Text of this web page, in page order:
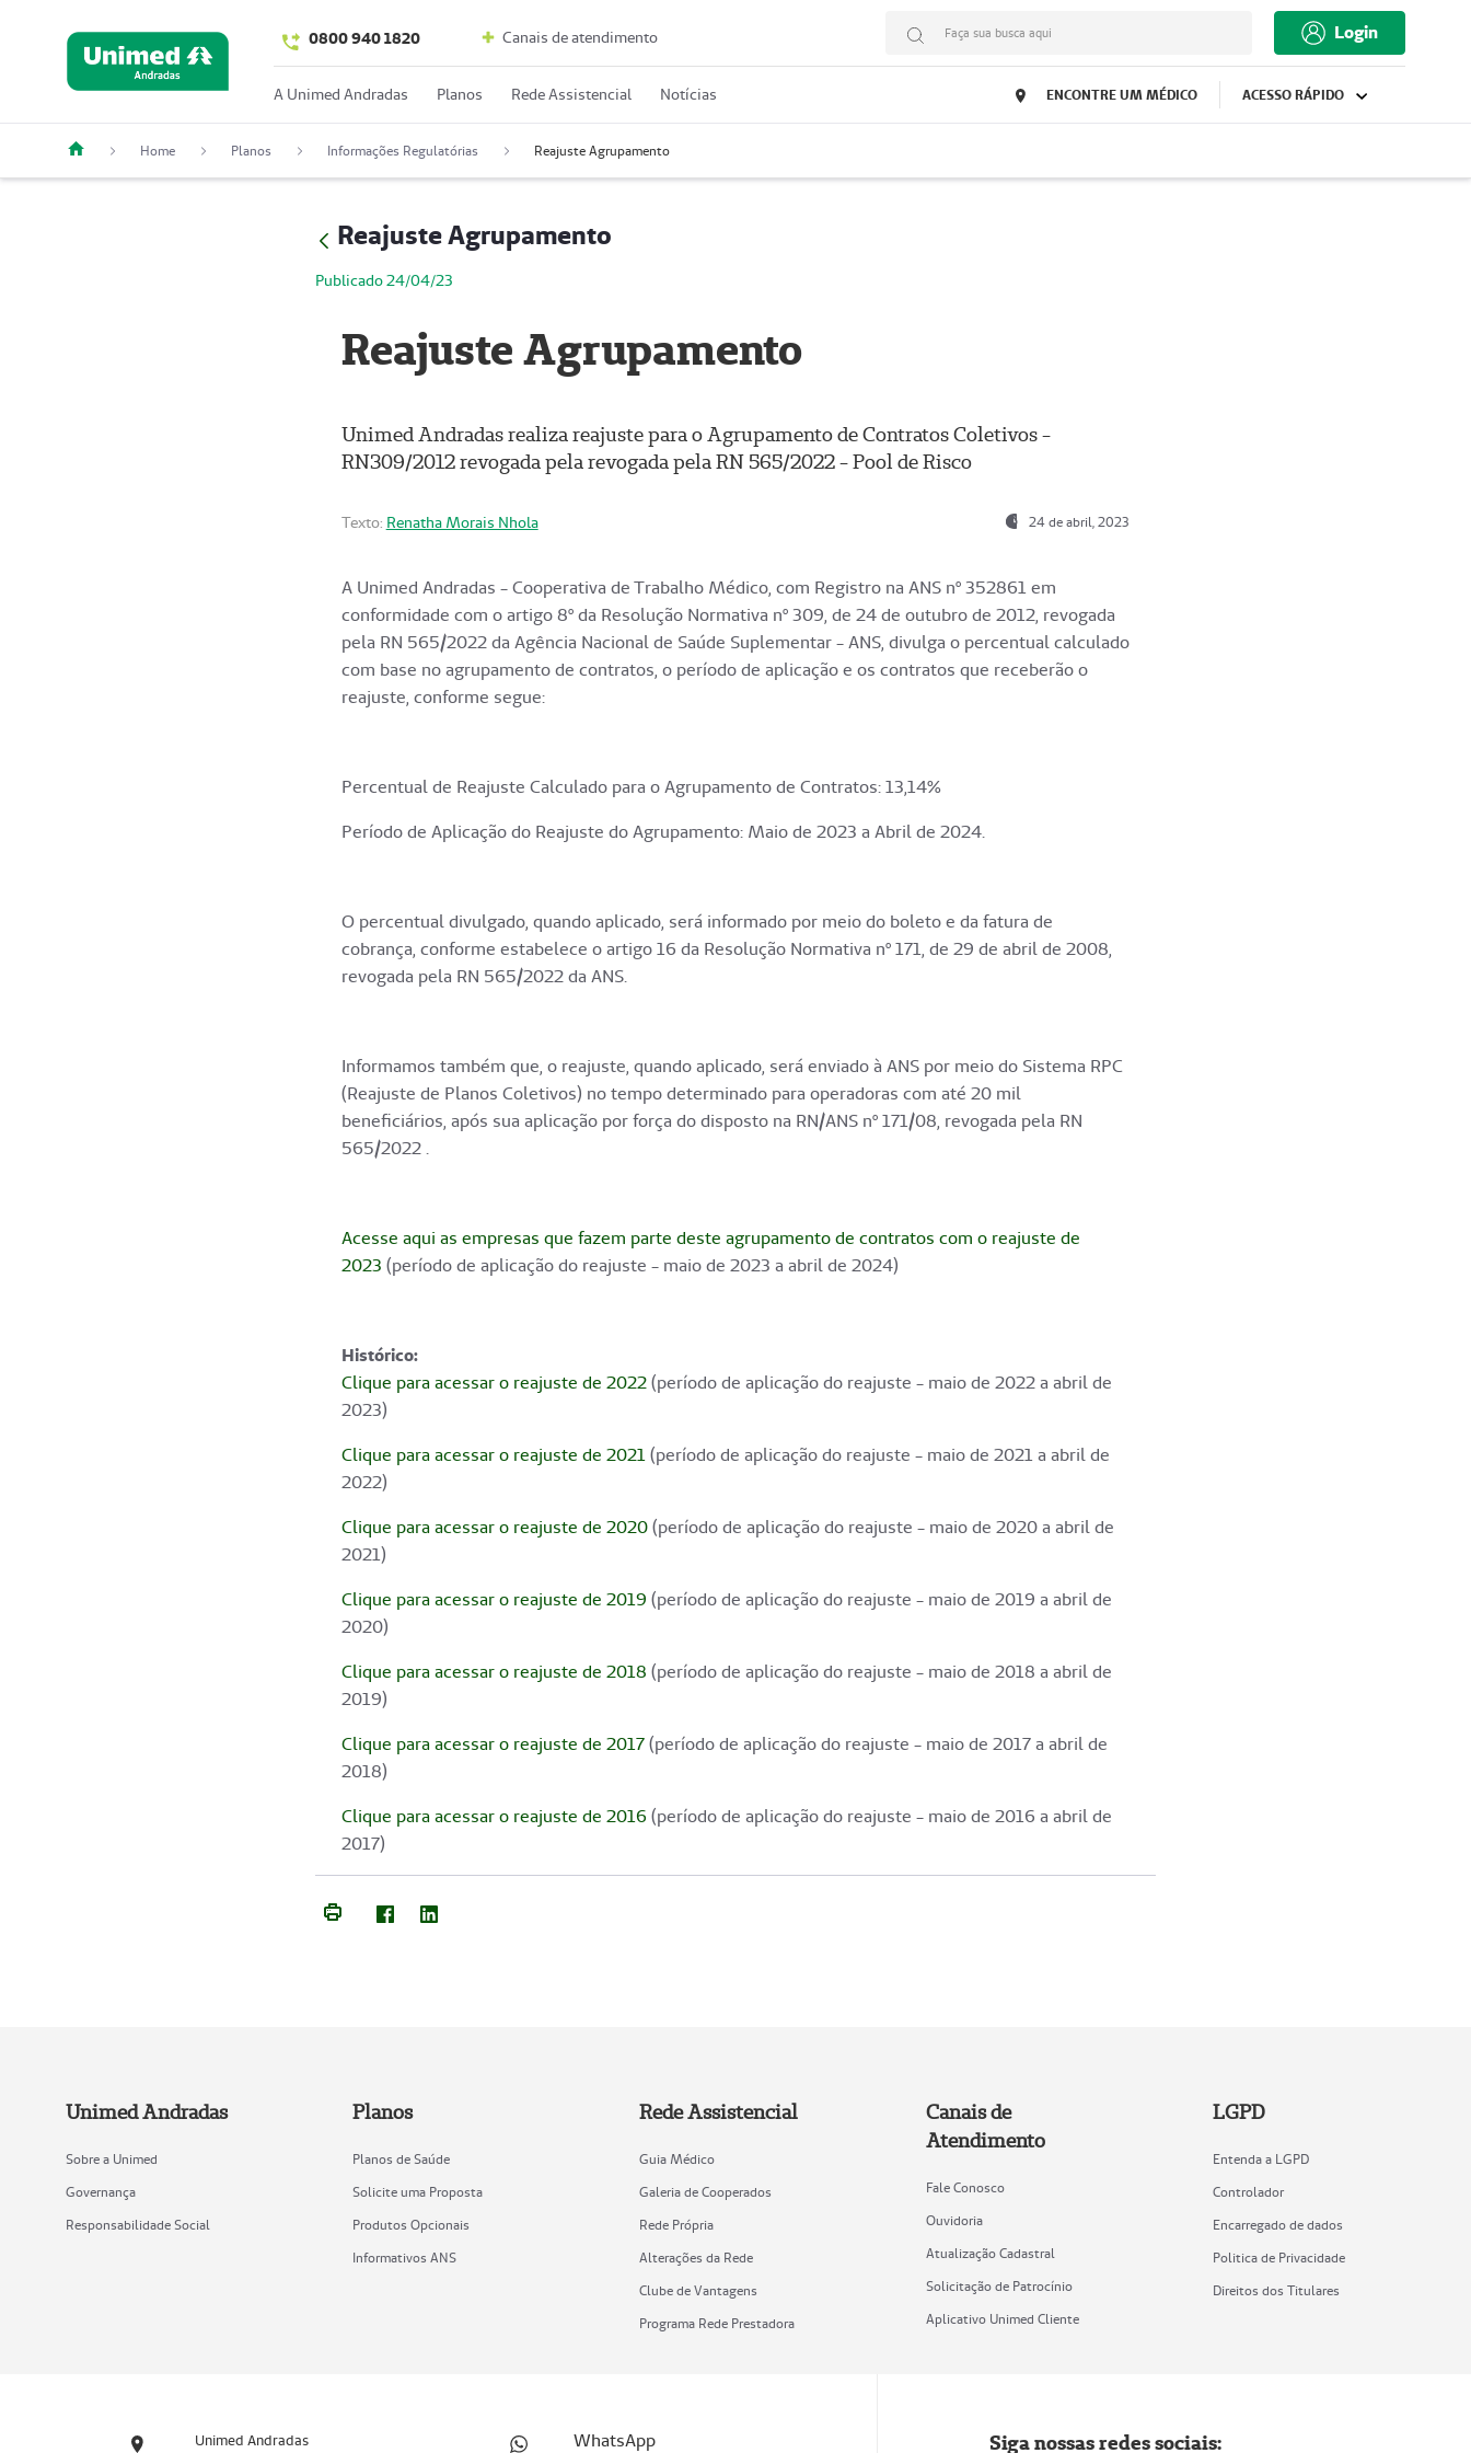
0800 940 1820 Canais de atendimento Faça sua busca aqui Login
A Unimed Andradas Planos Rede Assistencial Notícias ENCONTRE UM MÉDICO ACESSO RÁPIDO
Home Planos Informações Regulatórias Reajuste Agrupamento
Reajuste Agrupamento
Publicado 24/04/23
Reajuste Agrupamento
Unimed Andradas realiza reajuste para o Agrupamento de Contratos Coletivos -
RN309/2012 revogada pela revogada pela RN 565/2022 - Pool de Risco
Texto: Renatha Morais Nhola 24 de abril, 2023
A Unimed Andradas - Cooperativa de Trabalho Médico, com Registro na ANS nº 352861 em
conformidade com o artigo 8º da Resolução Normativa nº 309, de 24 de outubro de 2012, revogada
pela RN 565/2022 da Agência Nacional de Saúde Suplementar - ANS, divulga o percentual calculado
com base no agrupamento de contratos, o período de aplicação e os contratos que receberão o
reajuste, conforme segue:
Percentual de Reajuste Calculado para o Agrupamento de Contratos: 13,14%
Período de Aplicação do Reajuste do Agrupamento: Maio de 2023 a Abril de 2024.
O percentual divulgado, quando aplicado, será informado por meio do boleto e da fatura de
cobrança, conforme estabelece o artigo 16 da Resolução Normativa nº 171, de 29 de abril de 2008,
revogada pela RN 565/2022 da ANS.
Informamos também que, o reajuste, quando aplicado, será enviado à ANS por meio do Sistema RPC
(Reajuste de Planos Coletivos) no tempo determinado para operadoras com até 20 mil
beneficiários, após sua aplicação por força do disposto na RN/ANS nº 171/08, revogada pela RN
565/2022 .
Acesse aqui as empresas que fazem parte deste agrupamento de contratos com o reajuste de
2023 (período de aplicação do reajuste - maio de 2023 a abril de 2024)
Histórico:
Clique para acessar o reajuste de 2022(período de aplicação do reajuste - maio de 2022 a abril de
2023)
Clique para acessar o reajuste de 2021(período de aplicação do reajuste - maio de 2021 a abril de
2022)
Clique para acessar o reajuste de 2020(período de aplicação do reajuste - maio de 2020 a abril de
2021)
Clique para acessar o reajuste de 2019 (período de aplicação do reajuste - maio de 2019 a abril de
2020)
Clique para acessar o reajuste de 2018 (período de aplicação do reajuste - maio de 2018 a abril de
2019)
Clique para acessar o reajuste de 2017(período de aplicação do reajuste - maio de 2017 a abril de
2018)
Clique para acessar o reajuste de 2016 (período de aplicação do reajuste - maio de 2016 a abril de
2017)
Unimed Andradas
Sobre a Unimed
Governança
Responsabilidade Social
Planos
Planos de Saúde
Solicite uma Proposta
Produtos Opcionais
Informativos ANS
Rede Assistencial
Guia Médico
Galeria de Cooperados
Rede Própria
Alterações da Rede
Clube de Vantagens
Programa Rede Prestadora
Canais de
Atendimento
Fale Conosco
Ouvidoria
Atualização Cadastral
Solicitação de Patrocínio
Aplicativo Unimed Cliente
LGPD
Entenda a LGPD
Controlador
Encarregado de dados
Politica de Privacidade
Direitos dos Titulares
Unimed Andradas WhatsApp Siga nossas redes sociais: